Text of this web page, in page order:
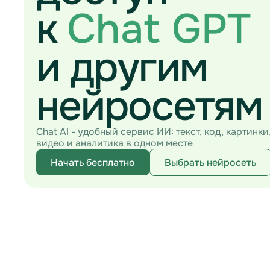
к Chat GPT
и другим
нейросетям
Chat AI - удобный сервис ИИ: текст, код,
видео и аналитика в одном месте
Начать бесплатно
Выбрать нейросеть